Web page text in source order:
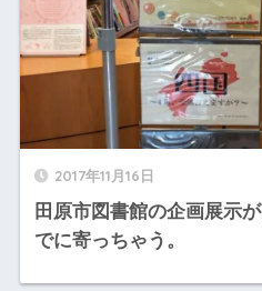
2017年11月16日
田原市図書館の企画展示
でに寄っちゃう。